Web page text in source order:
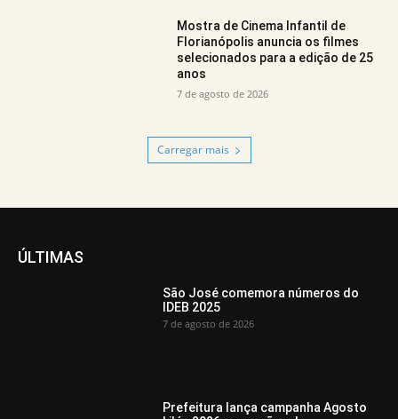
Mostra de Cinema Infantil de
Florianópolis anuncia os filmes
selecionados para a edição de 25
anos
7 de agosto de 2026
Carregar mais
ÚLTIMAS
São José comemora números do
IDEB 2025
7 de agosto de 2026
Prefeitura lança campanha Agosto